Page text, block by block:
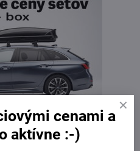
cenami a
aktívne :-)